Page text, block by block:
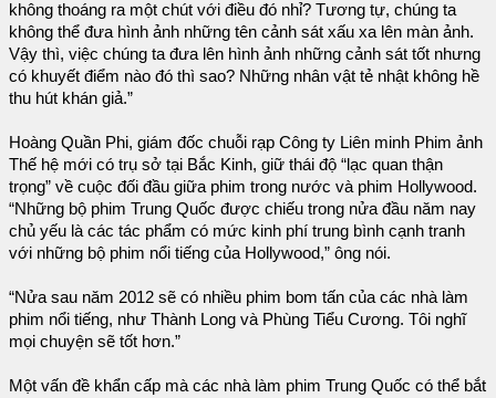
không thoáng ra một chút với điều đó nhỉ? Tương tự, chúng ta
không thể đưa hình ảnh những tên cảnh sát xấu xa lên màn ảnh.
Vậy thì, việc chúng ta đưa lên hình ảnh những cảnh sát tốt nhưng
có khuyết điểm nào đó thì sao? Những nhân vật tẻ nhật không hề
thu hút khán giả.”
Hoàng Quần Phi, giám đốc chuỗi rạp Công ty Liên minh Phim ảnh
Thế hệ mới có trụ sở tại Bắc Kinh, giữ thái độ “lạc quan thận
trọng” về cuộc đối đầu giữa phim trong nước và phim Hollywood.
“Những bộ phim Trung Quốc được chiếu trong nửa đầu năm nay
chủ yếu là các tác phẩm có mức kinh phí trung bình cạnh tranh
với những bộ phim nổi tiếng của Hollywood,” ông nói.
“Nửa sau năm 2012 sẽ có nhiều phim bom tấn của các nhà làm
phim nổi tiếng, như Thành Long và Phùng Tiểu Cương. Tôi nghĩ
mọi chuyện sẽ tốt hơn.”
Một vấn đề khẩn cấp mà các nhà làm phim Trung Quốc có thể bắt